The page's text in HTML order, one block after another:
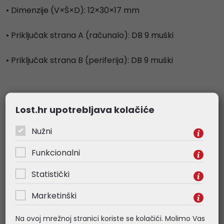
• Dimenzije (V×Š×D): 12×30×17 mm
• Priključak strana A (računalo): DB 9 muški
• Priključak strana B (periferija): DB 9 muški
Povezani proizvodi
RASPRODAJA
Lost.hr upotrebljava kolačiće
Nužni
Funkcionalni
Statistički
Marketinški
Na ovoj mrežnoj stranici koriste se kolačići. Molimo Vas